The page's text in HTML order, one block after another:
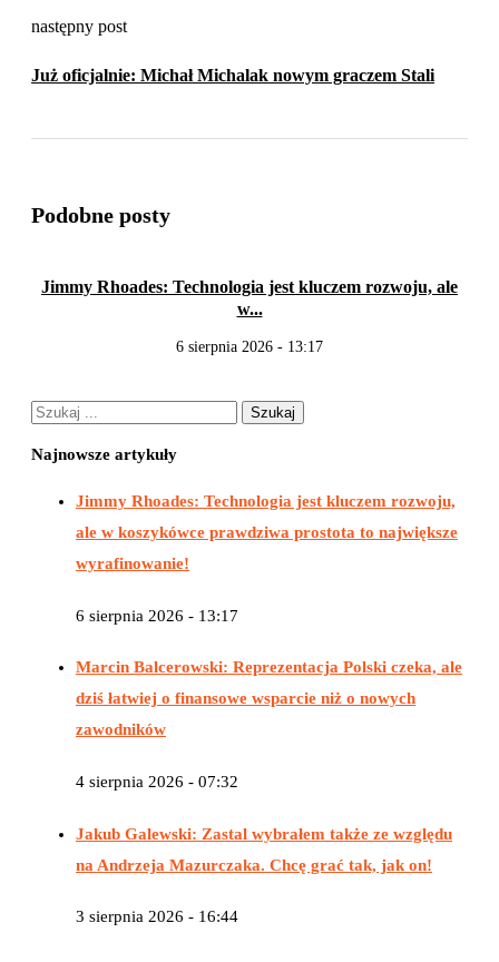
następny post
Już oficjalnie: Michał Michalak nowym graczem Stali
Podobne posty
Jimmy Rhoades: Technologia jest kluczem rozwoju, ale
w...
6 sierpnia 2026 - 13:17
Najnowsze artykuły
Jimmy Rhoades: Technologia jest kluczem rozwoju,
ale w koszykówce prawdziwa prostota to największe
wyrafinowanie!
6 sierpnia 2026 - 13:17
Marcin Balcerowski: Reprezentacja Polski czeka, ale
dziś łatwiej o finansowe wsparcie niż o nowych
zawodników
4 sierpnia 2026 - 07:32
Jakub Galewski: Zastal wybrałem także ze względu
na Andrzeja Mazurczaka. Chcę grać tak, jak on!
3 sierpnia 2026 - 16:44